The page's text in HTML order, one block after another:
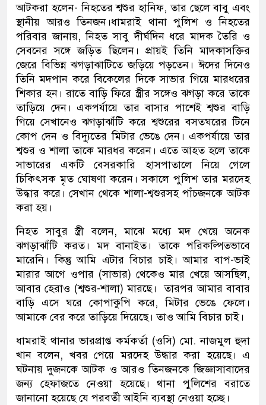
আটকরা হলেন- নিহতের শ্বশুর হানিফ, তার ছেলে বাবু এবং
স্থানীয় আরও তিনজন।ধামরাই থানা পুলিশ ও নিহতের
পরিবার জানায়, নিহত সাবু দীর্ঘদিন ধরে মাদক তৈরি ও
সেবনের সঙ্গে জড়িত ছিলেন। প্রায়ই তিনি মাদকাসক্তির
জেরে বিভিন্ন ঝগড়াঝাটিতে জড়িয়ে পড়তেন। ঈদের দিনেও
তিনি মদপান করে বিকেলের দিকে সাভার গিয়ে মারধরের
শিকার হন। রাতে বাড়ি ফিরে স্ত্রীর সঙ্গেও ঝগড়া করে তাকে
তাড়িয়ে দেন। একপর্যায়ে তার বাসার পাশেই শ্বশুর বাড়ি
গিয়ে সেখানেও ঝগড়াঝাঁটি করে শ্বশুরের বসতঘরের টিনে
কোপ দেন ও বিদ্যুতের মিটার ভেঙে দেন। একপর্যায়ে তার
শ্বশুর ও শালা তাকে মারধর করেন। এতে আহত হলে তাকে
সাভারের একটি বেসরকারি হাসপাতালে নিয়ে গেলে
চিকিৎসক মৃত ঘোষণা করেন। সকালে পুলিশ তার মরদেহ
উদ্ধার করে। সেখান থেকে শালা-শ্বশুরসহ পাঁচজনকে আটক
করা হয়।
নিহত সাবুর স্ত্রী বলেন, মাঝে মধ্যে মদ খেয়ে অনেক
ঝগড়াঝাঁটি করত। মদ বানাইত। তাকে পরিকল্পিতভাবে
মারেনি। কিন্তু আমি এটার বিচার চাই। আমার বাপ-ভাই
মারার আগে ওপার (সাভার) থেকেও মার খেয়ে আসছিল,
আবার হেরাও (শ্বশুর-শালা) মারছে। তারপর আমার বাবার
বাড়ি এসে ঘরে কোপাকুপি করে, মিটার ভেঙে ফেলে।
আমাকে বের করে তাড়িয়ে দিয়েছে। তাও আমি বিচার চাই।
ধামরাই থানার ভারপ্রাপ্ত কর্মকর্তা (ওসি) মো. নাজমুল হুদা
খান বলেন, খবর পেয়ে মরদেহ উদ্ধার করা হয়েছে। এ
ঘটনায় দুজনকে আটক ও আরও তিনজনকে জিজ্ঞাসাবাদের
জন্য হেফাজতে নেওয়া হয়েছে। থানা পুলিশের বরাতে
জানানো হয়েছে যে পরবর্তী আইনি ব্যবস্থা নেওয়া হচ্ছে।